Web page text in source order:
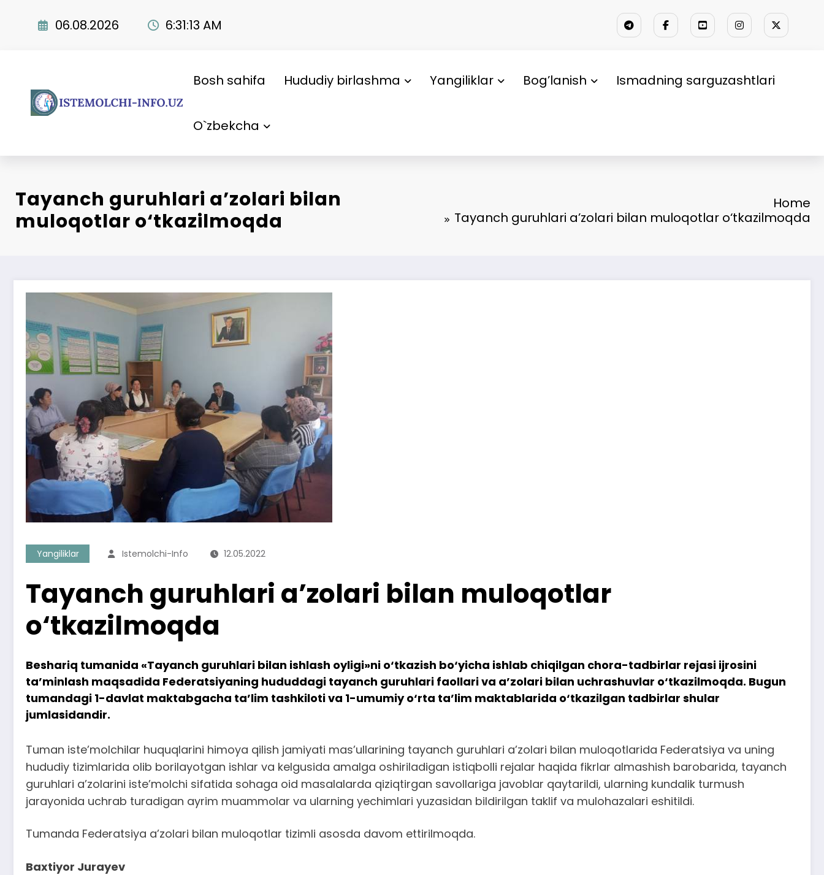
06.08.2026 6:31:14 AM
Bosh sahifa Hududiy birlashma Yangiliklar Bog’lanish Ismadning sarguzashtlari
O`zbekcha
Tayanch guruhlari a’zolari bilan
muloqotlar o‘tkazilmoqda
Home
Tayanch guruhlari a’zolari bilan muloqotlar o‘tkazilmoqda
Yangiliklar Istemolchi-Info 12.05.2022
Tayanch guruhlari a’zolari bilan muloqotlar
o‘tkazilmoqda
Beshariq tumanida «Tayanch guruhlari bilan ishlash oyligi»ni o‘tkazish bo‘yicha ishlab chiqilgan chora-tadbirlar rejasi ijrosini
ta’minlash maqsadida Federatsiyaning hududdagi tayanch guruhlari faollari va a’zolari bilan uchrashuvlar o‘tkazilmoqda. Bugun
tumandagi 1-davlat maktabgacha ta’lim tashkiloti va 1-umumiy o‘rta ta’lim maktablarida o‘tkazilgan tadbirlar shular
jumlasidandir.
Tuman iste’molchilar huquqlarini himoya qilish jamiyati mas’ullarining tayanch guruhlari a’zolari bilan muloqotlarida Federatsiya va uning
hududiy tizimlarida olib borilayotgan ishlar va kelgusida amalga oshiriladigan istiqbolli rejalar haqida fikrlar almashish barobarida, tayanch
guruhlari a’zolarini iste’molchi sifatida sohaga oid masalalarda qiziqtirgan savollariga javoblar qaytarildi, ularning kundalik turmush
jarayonida uchrab turadigan ayrim muammolar va ularning yechimlari yuzasidan bildirilgan taklif va mulohazalari eshitildi.
Tumanda Federatsiya a’zolari bilan muloqotlar tizimli asosda davom ettirilmoqda.
Baxtiyor Jurayev